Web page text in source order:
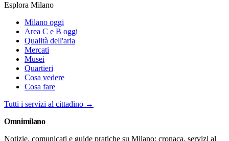
Esplora Milano
Milano oggi
Area C e B oggi
Qualità dell'aria
Mercati
Musei
Quartieri
Cosa vedere
Cosa fare
Tutti i servizi al cittadino →
Omnimilano
Notizie, comunicati e guide pratiche su Milano: cronaca, servizi al